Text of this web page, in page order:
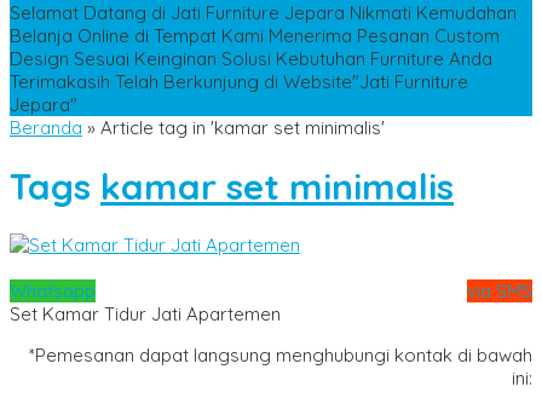
Selamat Datang di Jati Furniture Jepara Nikmati Kemudahan
Belanja Online di Tempat Kami Menerima Pesanan Custom
Design Sesuai Keinginan Solusi Kebutuhan Furniture Anda
Terimakasih Telah Berkunjung di Website"Jati Furniture
Jepara"
Beranda » Article tag in 'kamar set minimalis'
Tags kamar set minimalis
Whatsapp
via SMS
Set Kamar Tidur Jati Apartemen
*Pemesanan dapat langsung menghubungi kontak di bawah
ini: